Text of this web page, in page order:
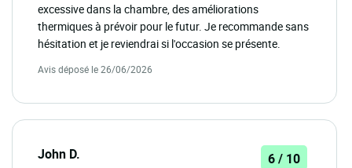
excessive dans la chambre, des améliorations
thermiques à prévoir pour le futur. Je recommande sans
hésitation et je reviendrai si l'occasion se présente.
Avis déposé le 26/06/2026
John D. 6 / 10